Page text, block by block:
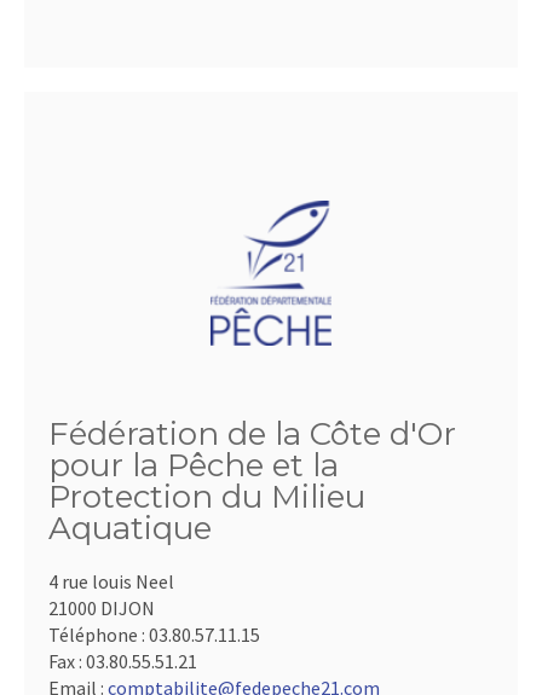
Fédération de la Côte d'Or
pour la Pêche et la
Protection du Milieu
Aquatique
4 rue louis Neel
21000 DIJON
Téléphone : 03.80.57.11.15
Fax : 03.80.55.51.21
Email : comptabilite@fedepeche21.com